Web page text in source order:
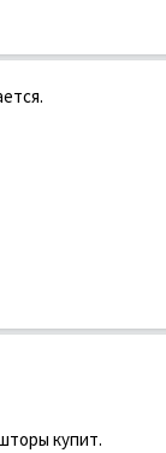
купит.